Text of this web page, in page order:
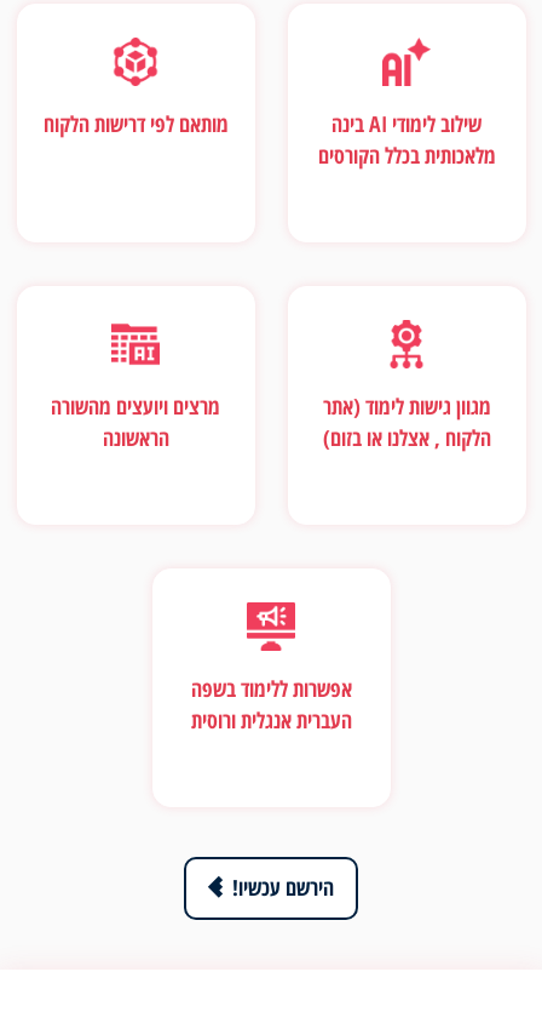
שילוב לימודי AI בינה
מלאכותית בכלל הקורסים
מותאם לפי דרישות הלקוח
מגוון גישות לימוד (אתר
הלקוח , אצלנו או בזום)
מרצים ויועצים מהשורה
הראשונה
אפשרות ללימוד בשפה
העברית אנגלית ורוסית
הירשם עכשיו!